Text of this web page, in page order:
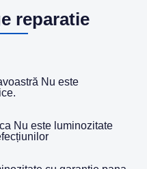
reparatie
Nu este
Nu este luminozitate